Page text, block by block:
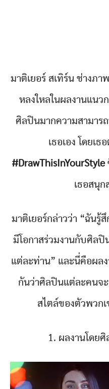
มาติเยอร์ สเทิร์น ช่างภ
หลงใหลในผลงานแนว
ศิลปินมากความสามาร
เธอเอง โดยเธ
#DrawThisInYourStyle
เธอสนุก
มาติเยอร์กล่าวว่า “ฉันรู้
มีโอกาสร่วมงานกับศิลปิ
แต่ละท่าน” และนี่คือผล
กันว่าศิลปินแต่ละคนจะ
สไตล์ของตัวพวกเ
1. ผลงานโดย